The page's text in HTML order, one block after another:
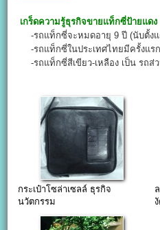
เกร็ดความรู้ธุรกิจขายแท็กซี่ป้ายแดง
-รถแท็กซี่จะหมดอายุ 9 ปี (นับตั้งแ
-รถแท็กซี่ในประเทศไทยมีครั้งแร
-รถแท็กซี่สีเขียว-เหลือง เป็น รถส่
กระเป๋าโซล่าเซลล์ ธุรกิจ
นวัตกรรม